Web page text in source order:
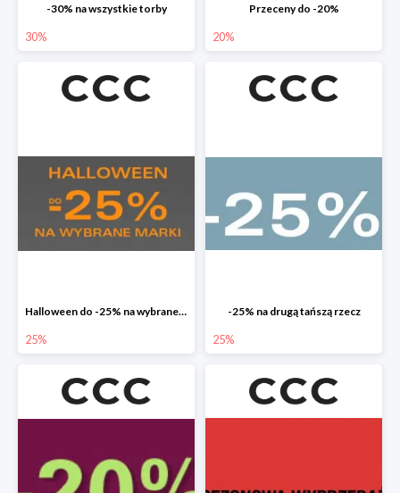
-30% na wszystkie torby
30%
Przeceny do -20%
20%
Halloween do -25% na wybrane marki
25%
-25% na drugą tańszą rzecz
25%